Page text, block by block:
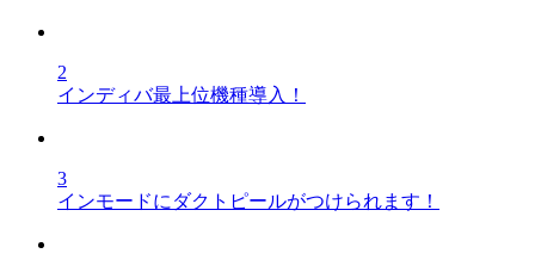
2
インディバ最上位機種導入！
3
インモードにダクトピールがつけられます！